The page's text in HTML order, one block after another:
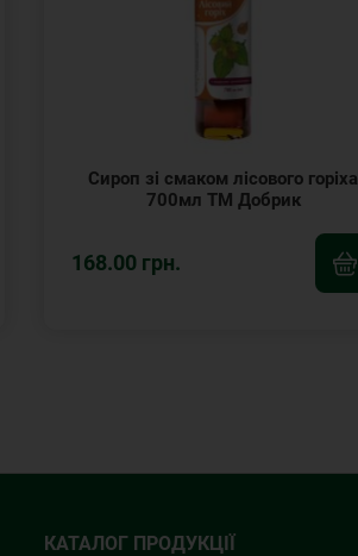
Сироп зі смаком лісового горіха
700мл ТМ Добрик
168.00 грн.
КАТАЛОГ ПРОДУКЦІЇ